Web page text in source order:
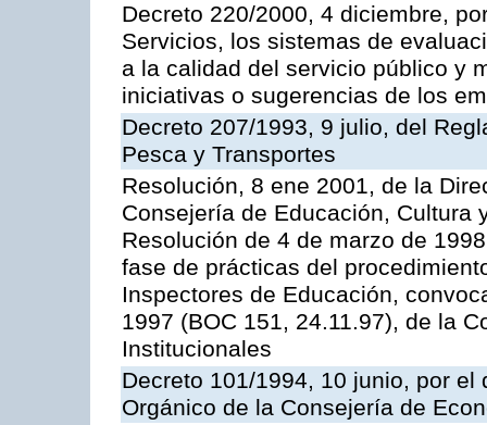
Decreto 220/2000, 4 diciembre,
Servicios, los sistemas de
a la calidad del servicio público y
iniciativas o sugerencias de los
Decreto 207/1993, 9 julio, del
Pesca y Transportes
Resolución, 8 ene 2001, de la
Consejería de Educación, Cultura
Resolución de 4 de marzo de
fase de prácticas del
Inspectores de Educación,
1997 (BOC 151, 24.11.97), de la
Institucionales
Decreto 101/1994, 10 junio, por
Orgánico de la Consejería de